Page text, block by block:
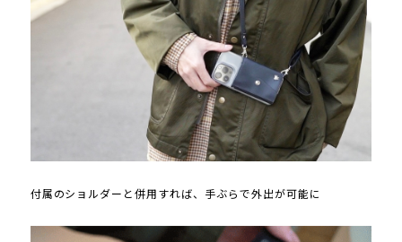
付属のショルダーと併用すれば、手ぶらで外出が可能に